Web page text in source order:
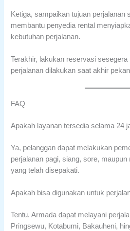
Ketiga, sampaikan tujuan perjalanan
membantu penyedia rental
kebutuhan perjalanan.
Terakhir, lakukan reservasi
perjalanan dilakukan saat akhir
FAQ
Apakah layanan tersedia selama 24
Ya, pelanggan dapat melakukan
perjalanan pagi, siang, sore, maupun
yang telah disepakati.
Apakah bisa digunakan untuk
Tentu. Armada dapat melayani
Pringsewu, Kotabumi, Bakauheni,